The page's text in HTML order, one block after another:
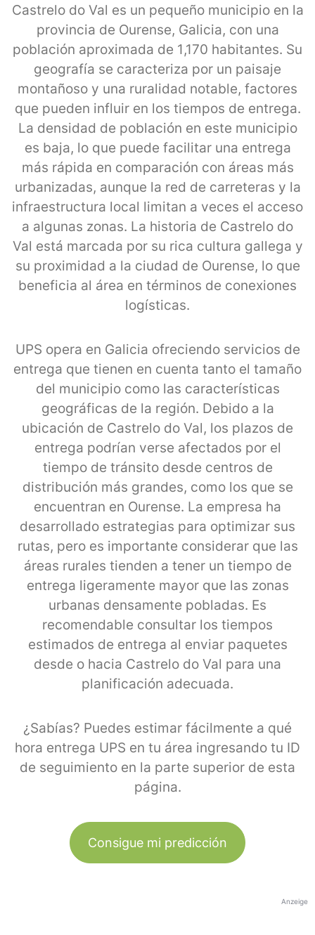
Castrelo do Val es un pequeño municipio en la
provincia de Ourense, Galicia, con una
población aproximada de 1,170 habitantes. Su
geografía se caracteriza por un paisaje
montañoso y una ruralidad notable, factores
que pueden influir en los tiempos de entrega.
La densidad de población en este municipio
es baja, lo que puede facilitar una entrega
más rápida en comparación con áreas más
urbanizadas, aunque la red de carreteras y la
infraestructura local limitan a veces el acceso
a algunas zonas. La historia de Castrelo do
Val está marcada por su rica cultura gallega y
su proximidad a la ciudad de Ourense, lo que
beneficia al área en términos de conexiones
logísticas.
UPS opera en Galicia ofreciendo servicios de
entrega que tienen en cuenta tanto el tamaño
del municipio como las características
geográficas de la región. Debido a la
ubicación de Castrelo do Val, los plazos de
entrega podrían verse afectados por el
tiempo de tránsito desde centros de
distribución más grandes, como los que se
encuentran en Ourense. La empresa ha
desarrollado estrategias para optimizar sus
rutas, pero es importante considerar que las
áreas rurales tienden a tener un tiempo de
entrega ligeramente mayor que las zonas
urbanas densamente pobladas. Es
recomendable consultar los tiempos
estimados de entrega al enviar paquetes
desde o hacia Castrelo do Val para una
planificación adecuada.
¿Sabías? Puedes estimar fácilmente a qué
hora entrega UPS en tu área ingresando tu ID
de seguimiento en la parte superior de esta
página.
Consigue mi predicción
Anzeige